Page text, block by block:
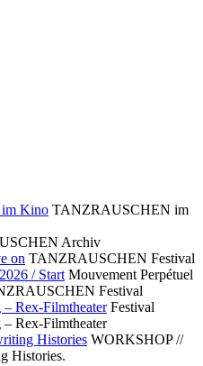
Kino TANZRAUSCHEN im
Archiv
on TANZRAUSCHEN Festival
/ Start Mouvement Perpétuel
Festival
– Rex-Filmtheater Festival
– Rex-Filmtheater
Histories WORKSHOP //
Histories.